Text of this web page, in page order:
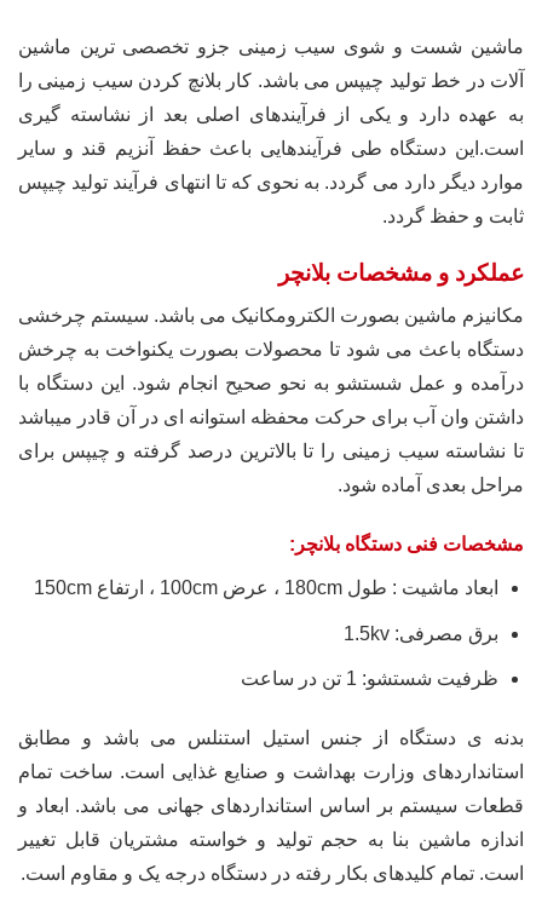
ماشین شست و شوی سیب زمینی جزو تخصصی ترین ماشین
آلات در خط تولید چیپس می باشد. کار بلانچ کردن سیب زمینی را
به عهده دارد و یکی از فرآیندهای اصلی بعد از نشاسته گیری
است.این دستگاه طی فرآیندهایی باعث حفظ آنزیم قند و سایر
موارد دیگر دارد می گردد. به نحوی که تا انتهای فرآیند تولید چیپس
ثابت و حفظ گردد.
عملکرد و مشخصات بلانچر
مکانیزم ماشین بصورت الکترومکانیک می باشد. سیستم چرخشی
دستگاه باعث می شود تا محصولات بصورت یکنواخت به چرخش
درآمده و عمل شستشو به نحو صحیح انجام شود. این دستگاه با
داشتن وان آب برای حرکت محفظه استوانه ای در آن قادر میباشد
تا نشاسته سیب زمینی را تا بالاترین درصد گرفته و چیپس برای
مراحل بعدی آماده شود.
مشخصات فنی دستگاه بلانچر:
ابعاد ماشیت : طول 180cm ، عرض 100cm ، ارتفاع 150cm
برق مصرفی: 1.5kv
ظرفیت شستشو: 1 تن در ساعت
بدنه ی دستگاه از جنس استیل استنلس می باشد و مطابق
استانداردهای وزارت بهداشت و صنایع غذایی است. ساخت تمام
قطعات سیستم بر اساس استانداردهای جهانی می باشد. ابعاد و
اندازه ماشین بنا به حجم تولید و خواسته مشتریان قابل تغییر
است. تمام کلیدهای بکار رفته در دستگاه درجه یک و مقاوم است.